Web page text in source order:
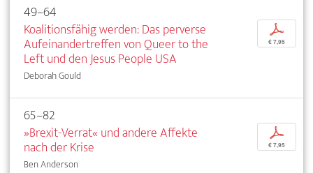
49–64
Koalitionsfähig werden: Das perverse
Aufeinandertreffen von Queer to the
Left und den Jesus People USA
Deborah Gould
p
€ 7,95
65–82
»Brexit-Verrat« und andere Affekte
nach der Krise
Ben Anderson
p
€ 7,95